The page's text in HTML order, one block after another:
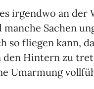
irgendwo an der
Sachen
so fliegen kann,
Hintern zu
Umarmung